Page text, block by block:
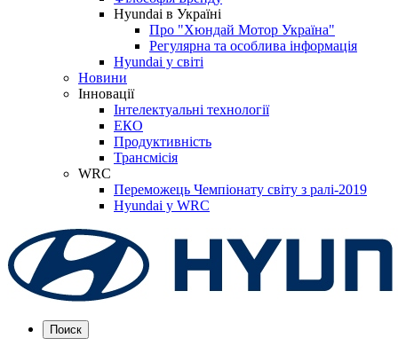
Hyundai в Україні
Про "Хюндай Мотор Україна"
Регулярна та особлива інформація
Hyundai у світі
Новини
Інновації
Інтелектуальні технології
ЕКО
Продуктивність
Трансмісія
WRC
Переможець Чемпіонату світу з ралі-2019
Hyundai у WRC
Поиск